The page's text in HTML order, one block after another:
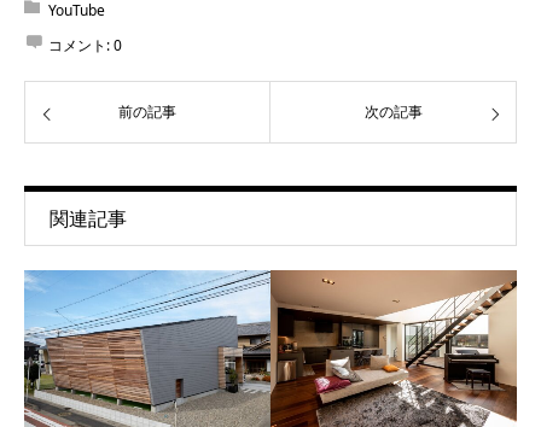
YouTube
コメント:0
前の記事 次の記事
関連記事